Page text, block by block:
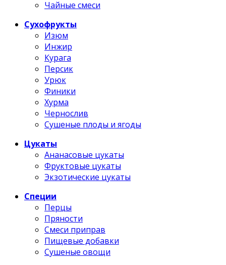
Чайные смеси
Сухофрукты
Изюм
Инжир
Курага
Персик
Урюк
Финики
Хурма
Чернослив
Сушеные плоды и ягоды
Цукаты
Ананасовые цукаты
Фруктовые цукаты
Экзотические цукаты
Специи
Перцы
Пряности
Смеси приправ
Пищевые добавки
Сушеные овощи